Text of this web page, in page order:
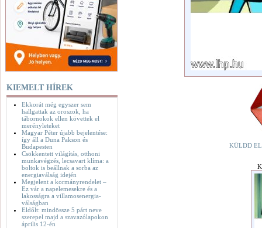
KIEMELT HÍREK
Ekkorát még egyszer sem
hallgattak az oroszok, ha
tábornokok ellen követtek el
merényleteket
Magyar Péter újabb bejelentése:
így áll a Duna Pakson és
Budapesten
Csökkentett világítás, otthoni
munkavégzés, lecsavart klíma: a
boltok is beállnak a sorba az
energiaválság idején
Megjelent a kormányrendelet –
Ez vár a napelemesekre és a
lakosságra a villamosenergia-
válságban
Eldőlt: mindössze 5 párt neve
szerepel majd a szavazólapokon
április 12-én
KÜLDD